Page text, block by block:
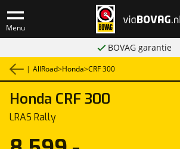
Menu
BOVAG garantie
| AllRoad>Honda>CRF 300
Honda CRF 300
LRAS Rally